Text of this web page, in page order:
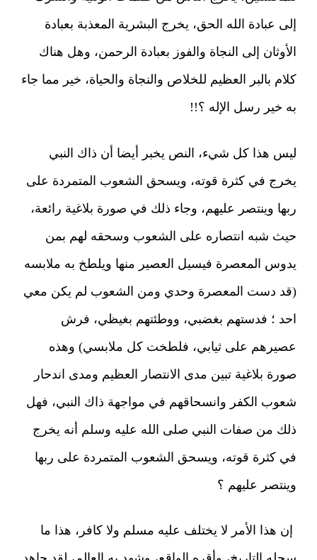
إلى عبادة الله الحق، يخرج البشرية المعذبة بعبادة
الأوثان إلى النجاة والفوز بعبادة الرحمن، وهل هناك
كلام بالبر العظيم للخلاص والنجاة والحياة، خير مما جاء
به خير رسل الإله ؟!!
ليس هذا كل شيء، النص يخبر أيضا أن ذاك النبي
يخرج في كثرة قوته، ويسحق الشعوب المتمردة على
ربها وينتصر عليهم، وجاء ذلك في صورة بلاغية رائعة،
حيث شبه انتصاره على الشعوب وسحقه لهم بمن
يدوس المعصرة فيسيل العصير منها ويلطخ به ملابسه
(قد دست المعصرة وحدي ومن الشعوب لم يكن معي
احد ؛ فدستهم بغضبي، ووطئتهم بغيظي، فرش
عصيرهم على ثيابي، فلطخت كل ملابسي) وهذه
صورة بلاغية تبين مدى الانتصار العظيم ومدى اندحار
شعوب الكفر وانسحاقهم في مواجهة ذاك النبي، فهل
ذلك من صفات النبي صلى الله عليه وسلم أنه يخرج
في كثرة قوته، ويسحق الشعوب المتمردة على ربها
وينتصر عليهم ؟
إن هذا الأمر لا يختلف عليه مسلم ولا كافر، هذا ما